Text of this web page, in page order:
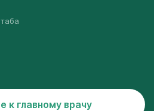
к главному врачу